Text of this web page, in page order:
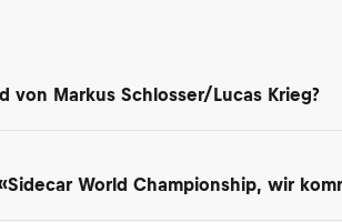
von Markus Schlosser/Lucas Krieg?
World Championship, wir